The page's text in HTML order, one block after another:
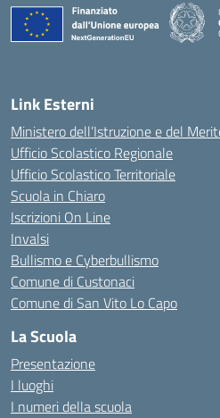
Link Esterni
Ministero dell’Istruzione e del
Ufficio Scolastico Regionale
Ufficio Scolastico Territoriale
Scuola in Chiaro
Iscrizioni On Line
Invalsi
Bullismo e Cyberbullismo
Comune di Custonaci
Comune di San Vito Lo Capo
La Scuola
Presentazione
I luoghi
I numeri della scuola